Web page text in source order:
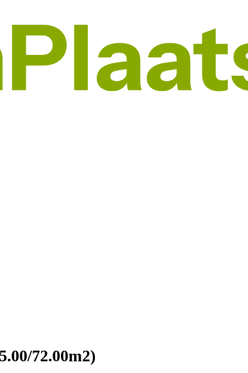
72.00m2)